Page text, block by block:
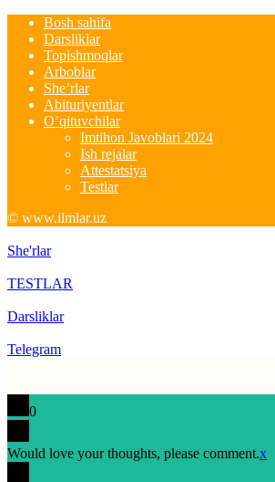
Bosh sahifa
Darsliklar
Topishmoqlar
Arboblar
She’rlar
Abituriyentlar
O’qituvchilar
Imtihon Javoblari 2024
Ish rejalar
Attestatsiya
Testlar
© www.ilmlar.uz
She'rlar
TESTLAR
Darsliklar
Telegram
0
Would love your thoughts, please comment.x